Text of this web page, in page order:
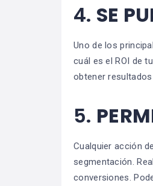
4. SE
Uno de los
cuál es el ROI de
obtener
5.
Cualquier acción
segmentación.
conversiones.